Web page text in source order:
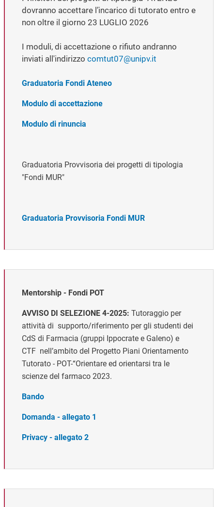
dovranno accettare l’incarico di tutorato entro e
non oltre il giorno 23 LUGLIO 2026
I moduli, di accettazione o rifiuto andranno
inviati all'indirizzo comtut07@unipv.it
Graduatoria Fondi Ateneo
Modulo di accettazione
Modulo di rinuncia
Graduatoria Provvisoria dei progetti di tipologia
"Fondi MUR"
Graduatoria Provvisoria Fondi MUR
Mentorship - Fondi POT
AVVISO DI SELEZIONE 4-2025: Tutoraggio per
attività di supporto/riferimento per gli studenti dei
CdS di Farmacia (gruppi Ippocrate e Galeno) e
CTF nell’ambito del Progetto Piani Orientamento
Tutorato - POT-“Orientare ed orientarsi tra le
scienze del farmaco 2023.
Bando
Domanda - allegato 1
Privacy - allegato 2